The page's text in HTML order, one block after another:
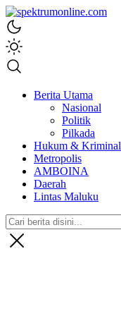
spektrumonline.com
Berita Utama
Nasional
Politik
Pilkada
Hukum & Kriminal
Metropolis
AMBOINA
Daerah
Lintas Maluku